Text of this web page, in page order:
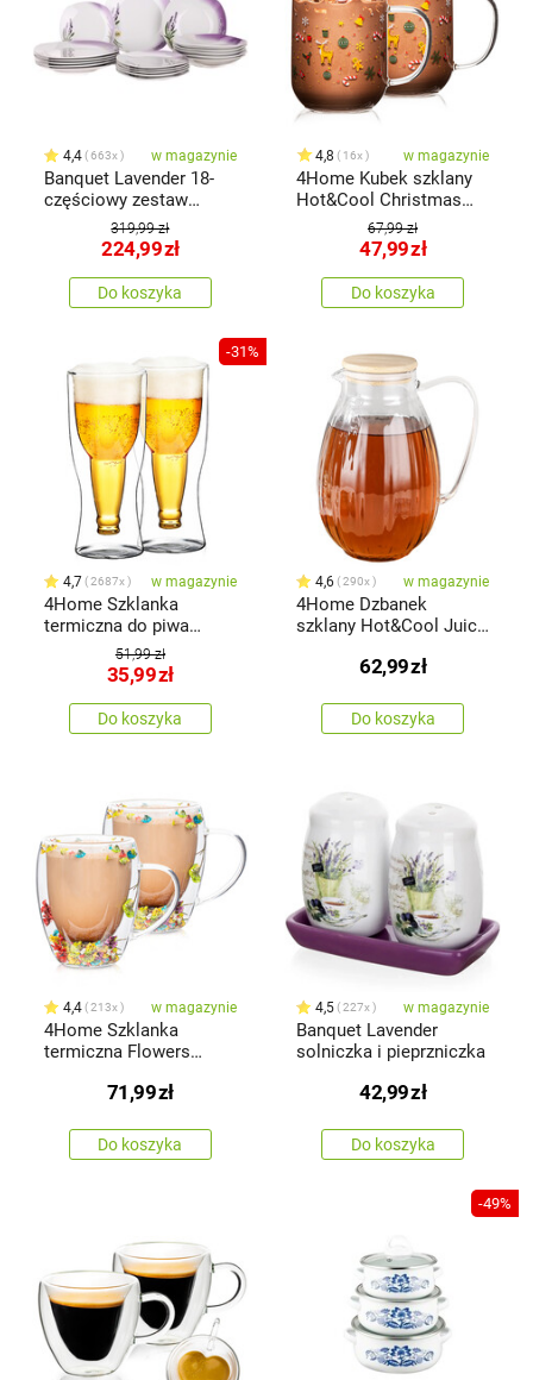
4,4 663x w magazynie
Banquet Lavender 18-
częściowy zestaw
319,99 zł
224,99zł
Do koszyka
4,8 16x w magazynie
4Home Kubek szklany
Hot&Cool Christmas
time 350 ml, 2 szt.
67,99 zł
47,99zł
Do koszyka
-31%
4,7 2687x w magazynie
4Home Szklanka
termiczna do piwa
Hot&Cool 370 ml, 2 szt.
51,99 zł
35,99zł
Do koszyka
4,6 290x w magazynie
4Home Dzbanek
szklany Hot&Cool Juicy
wieczkiem, 1,5 l
62,99zł
Do koszyka
4,4 213x w magazynie
4Home Szklanka
termiczna Flowers
71,99zł
Do koszyka
4,5 227x w magazynie
Banquet Lavender
solniczka i pieprzniczka
42,99zł
Do koszyka
-49%